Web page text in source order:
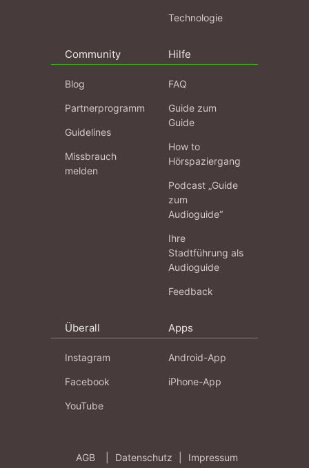
Technologie
Community
Blog
Partnerprogramm
Guidelines
Missbrauch
melden
Hilfe
FAQ
Guide zum
Guide
How to
Hörspaziergang
Podcast „Guide
zum
Audioguide“
Ihre
Stadtführung als
Audioguide
Feedback
Überall
Instagram
Facebook
YouTube
Apps
Android-App
iPhone-App
AGB Datenschutz Impressum